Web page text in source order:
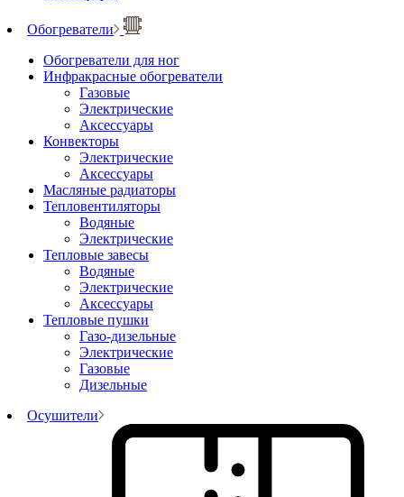
Обогреватели
Обогреватели для ног
Инфракрасные обогреватели
Газовые
Электрические
Аксессуары
Конвекторы
Электрические
Аксессуары
Масляные радиаторы
Тепловентиляторы
Водяные
Электрические
Тепловые завесы
Водяные
Электрические
Аксессуары
Тепловые пушки
Газо-дизельные
Электрические
Газовые
Дизельные
Осушители